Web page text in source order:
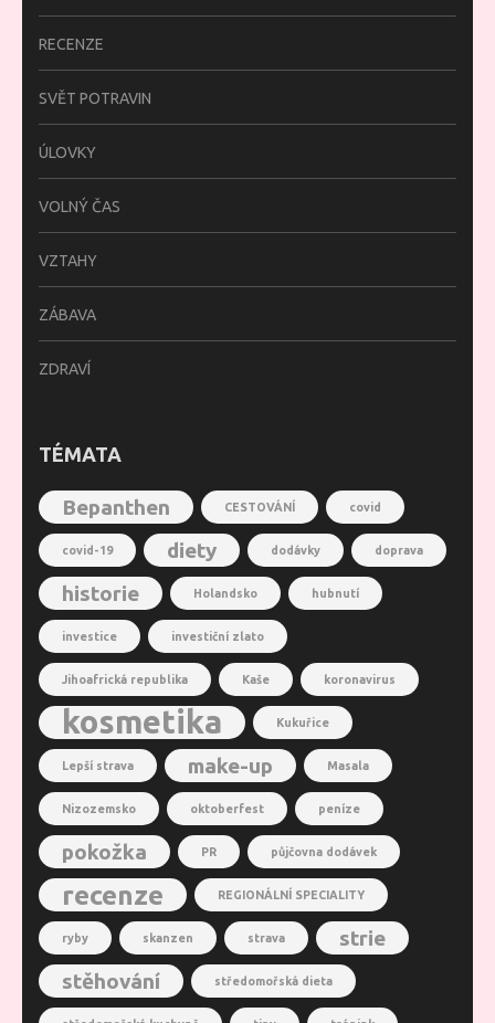
RECENZE
SVĚT POTRAVIN
ÚLOVKY
VOLNÝ ČAS
VZTAHY
ZÁBAVA
ZDRAVÍ
TÉMATA
Bepanthen CESTOVÁNÍ covid
covid-19 diety dodávky doprava
historie Holandsko hubnutí
investice investiční zlato
Jihoafrická republika Kaše koronavirus
kosmetika Kukuřice
Lepší strava make-up Masala
Nizozemsko oktoberfest peníze
pokožka PR půjčovna dodávek
recenze REGIONÁLNÍ SPECIALITY
ryby skanzen strava
strie
stěhování
středomořská dieta